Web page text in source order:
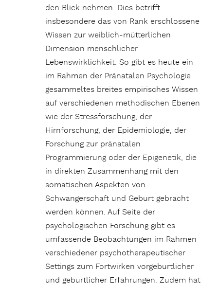
den Blick nehmen. Dies betrifft
insbesondere das von Rank erschlossene
Wissen zur weiblich-mütterlichen
Dimension menschlicher
Lebenswirklichkeit. So gibt es heute ein
im Rahmen der Pränatalen Psychologie
gesammeltes breites empirisches Wissen
auf verschiedenen methodischen Ebenen
wie der Stressforschung, der
Hirnforschung, der Epidemiologie, der
Forschung zur pränatalen
Programmierung oder der Epigenetik, die
in direkten Zusammenhang mit den
somatischen Aspekten von
Schwangerschaft und Geburt gebracht
werden können. Auf Seite der
psychologischen Forschung gibt es
umfassende Beobachtungen im Rahmen
verschiedener psychotherapeutischer
Settings zum Fortwirken vorgeburtlicher
und geburtlicher Erfahrungen. Zudem hat